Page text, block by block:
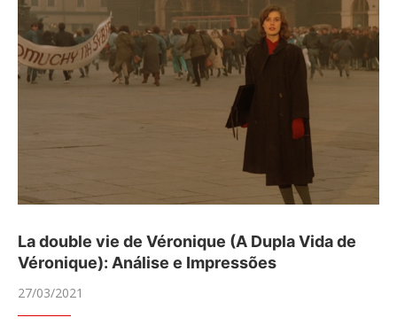
La double vie de Véronique (A Dupla Vida de
Véronique): Análise e Impressões
27/03/2021